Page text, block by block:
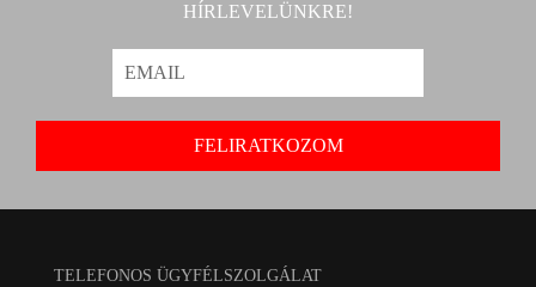
HÍRLEVELÜNKRE!
TELEFONOS ÜGYFÉLSZOLGÁLAT